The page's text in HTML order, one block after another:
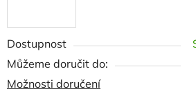
Dostupnost
Můžeme doručit do:
Možnosti doručení